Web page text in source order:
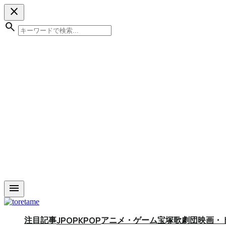
close
search
menu
注目記事JPOPKPOPアニメ・ゲーム宝塚歌劇団映画・